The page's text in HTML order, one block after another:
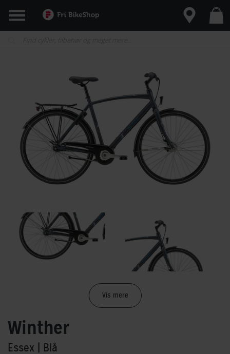
Vis mere
Winther
Essex | Blå